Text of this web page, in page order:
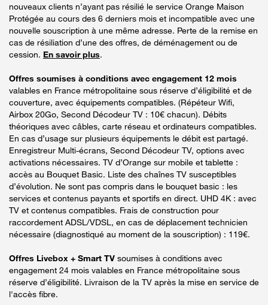
nouveaux clients n’ayant pas résilié le service Orange Maison
Protégée au cours des 6 derniers mois et incompatible avec une
nouvelle souscription à une même adresse. Perte de la remise en
cas de résiliation d’une des offres, de déménagement ou de
cession. En savoir plus.
Offres soumises à conditions avec engagement 12 mois
valables en France métropolitaine sous réserve d’éligibilité et de
couverture, avec équipements compatibles. (Répéteur Wifi,
Airbox 20Go, Second Décodeur TV : 10€ chacun). Débits
théoriques avec câbles, carte réseau et ordinateurs compatibles.
En cas d’usage sur plusieurs équipements le débit est partagé.
Enregistreur Multi-écrans, Second Décodeur TV, options avec
activations nécessaires. TV d’Orange sur mobile et tablette :
accès au Bouquet Basic. Liste des chaînes TV susceptibles
d’évolution. Ne sont pas compris dans le bouquet basic : les
services et contenus payants et sportifs en direct. UHD 4K : avec
TV et contenus compatibles. Frais de construction pour
raccordement ADSL/VDSL, en cas de déplacement technicien
nécessaire (diagnostiqué au moment de la souscription) : 119€.
Offres Livebox + Smart TV soumises à conditions avec
engagement 24 mois valables en France métropolitaine sous
réserve d’éligibilité. Livraison de la TV après la mise en service de
l'accès fibre.